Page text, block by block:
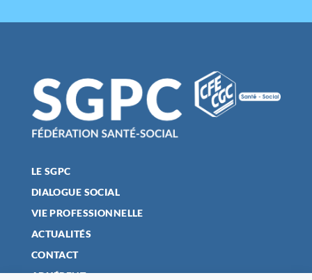
LE SGPC
DIALOGUE SOCIAL
VIE PROFESSIONNELLE
ACTUALITÉS
CONTACT
ADHÉRENT